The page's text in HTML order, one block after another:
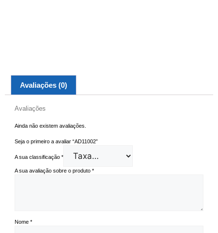
Avaliações (0)
Avaliações
Ainda não existem avaliações.
Seja o primeiro a avaliar “AD11002”
A sua classificação *
A sua avaliação sobre o produto *
Nome *